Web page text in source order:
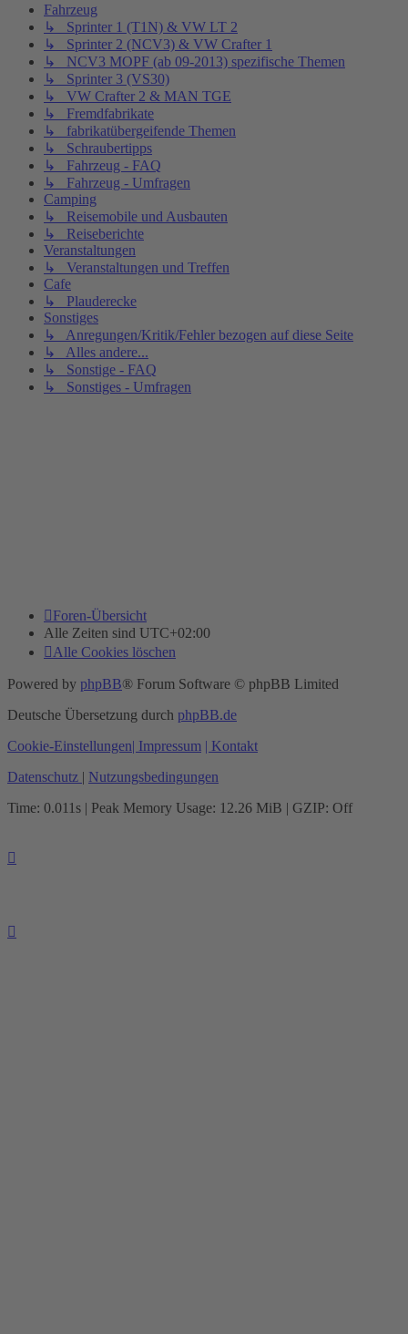
Fahrzeug
↳ Sprinter 1 (T1N) & VW LT 2
↳ Sprinter 2 (NCV3) & VW Crafter 1
↳ NCV3 MOPF (ab 09-2013) spezifische Themen
↳ Sprinter 3 (VS30)
↳ VW Crafter 2 & MAN TGE
↳ Fremdfabrikate
↳ fabrikatübergeifende Themen
↳ Schraubertipps
↳ Fahrzeug - FAQ
↳ Fahrzeug - Umfragen
Camping
↳ Reisemobile und Ausbauten
↳ Reiseberichte
Veranstaltungen
↳ Veranstaltungen und Treffen
Cafe
↳ Plauderecke
Sonstiges
↳ Anregungen/Kritik/Fehler bezogen auf diese Seite
↳ Alles andere...
↳ Sonstige - FAQ
↳ Sonstiges - Umfragen
Foren-Übersicht
Alle Zeiten sind UTC+02:00
Alle Cookies löschen
Powered by phpBB® Forum Software © phpBB Limited
Deutsche Übersetzung durch phpBB.de
Cookie-Einstellungen| Impressum | Kontakt
Datenschutz | Nutzungsbedingungen
Time: 0.011s | Peak Memory Usage: 12.26 MiB | GZIP: Off